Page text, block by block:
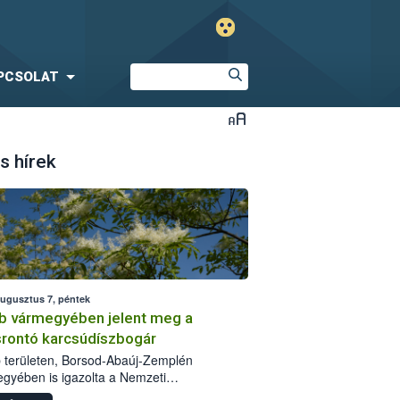
hírek
7, péntek
vármegyében jelent meg a
karcsúdíszbogár
területen, Borsod-Abaúj-Zemplén
is igazolta a Nemzeti
biztonsági Hivatal (Nébih) a